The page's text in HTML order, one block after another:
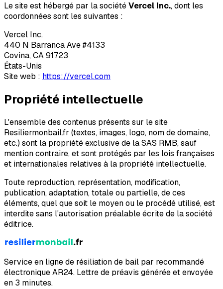
Le site est hébergé par la sociétéVercel Inc., dont les
coordonnées sont les suivantes :
Vercel Inc.
440 N Barranca Ave #4133
Covina, CA 91723
États-Unis
Site web : https://vercel.com
Propriété intellectuelle
L'ensemble des contenus présents sur le site
Resiliermonbail.fr (textes, images, logo, nom de domaine,
etc.) sont la propriété exclusive de la SAS RMB, sauf
mention contraire, et sont protégés par les lois françaises
et internationales relatives à la propriété intellectuelle.
Toute reproduction, représentation, modification,
publication, adaptation, totale ou partielle, de ces
éléments, quel que soit le moyen ou le procédé utilisé, est
interdite sans l'autorisation préalable écrite de la société
éditrice.
Service en ligne de résiliation de bail par recommandé
électronique AR24. Lettre de préavis générée et envoyée
en 3 minutes.